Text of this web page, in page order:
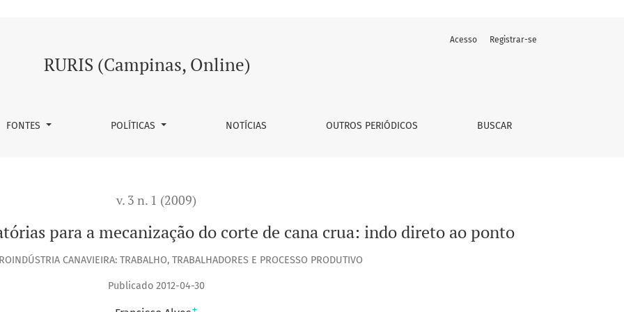
do corte de cana crua: indo direto ao ponto
RURIS (Campinas, Online)
FONTES POLÍTICAS NOTÍCIAS OUTROS PERIÓDICOS BUSCAR
Acesso Registrar-se
v. 3 n. 1 (2009)
para a mecanização do corte de cana crua: indo direto ao ponto
CANAVIEIRA: TRABALHO, TRABALHADORES E PROCESSO PRODUTIVO
Publicado 2012-04-30
+